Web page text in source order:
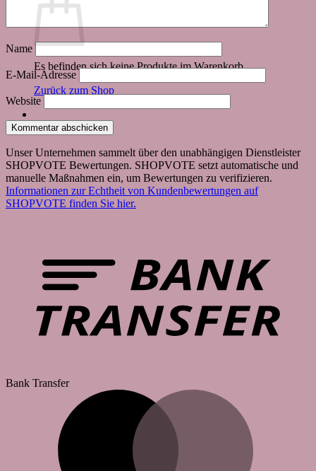
Es befinden sich keine Produkte im Warenkorb.
Zurück zum Shop
Name
E-Mail-Adresse
Website
Unser Unternehmen sammelt über den unabhängigen Dienstleister
SHOPVOTE Bewertungen. SHOPVOTE setzt automatische und
manuelle Maßnahmen ein, um Bewertungen zu verifizieren.
Informationen zur Echtheit von Kundenbewertungen auf
SHOPVOTE finden Sie hier.
Bank Transfer